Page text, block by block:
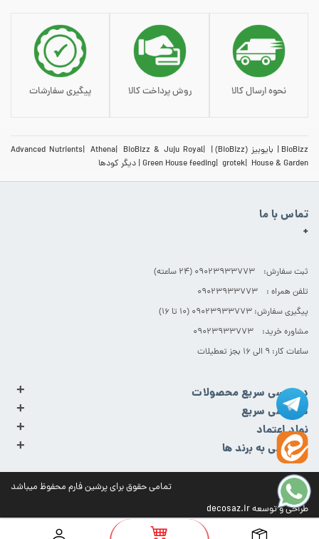
نحوه ارسال کالا روش پرداخت کالا پیگیری سفارشات
BioBizz بایوبیز (BioBizz) Advanced Nutrients Athena
BioBizz & Juju Royal
Green House feeding grotek House & Garden دیگر کودها
تماس با ما
+
ثبت سفارش: 09023933773 (۲۴ ساعته)
تلفن همراه : 09023933773
پیگیری سفارش: 09023933773 (۱۰ تا ۱۶)
مشاوره خرید: 09023933773
ساعات کار: ۹ الی ۱۶ بجز تعطیلات
دسترسی سریع محصولات +
دسترسی سریع +
نماد اعتماد +
دسترسی به برند ها +
تمامی حقوق برای پرشین فارم محفوظ میباشد
طراحی و توسعهdecosaz.ir